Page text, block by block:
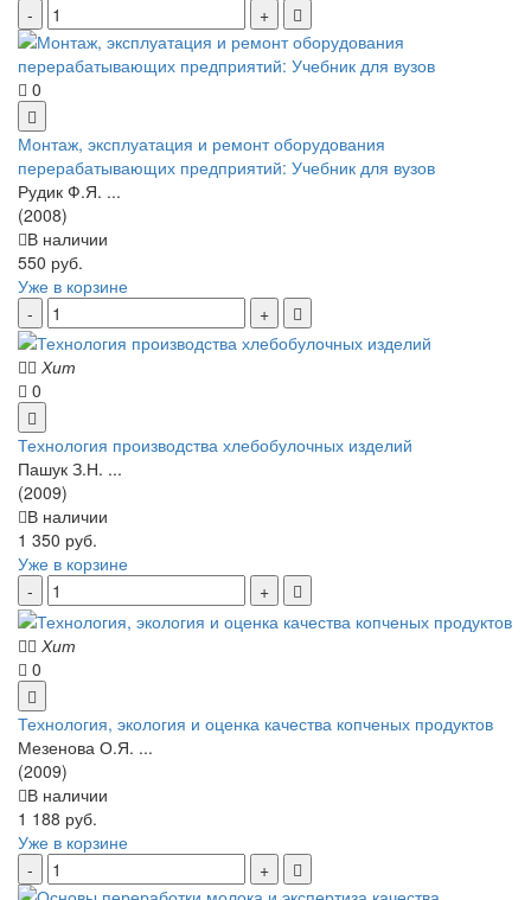
0
Монтаж, эксплуатация и ремонт оборудования
перерабатывающих предприятий: Учебник для вузов
Рудик Ф.Я. ...
(2008)
В наличии
550 руб.
Уже в корзине
Хит
0
Технология производства хлебобулочных изделий
Пашук З.Н. ...
(2009)
В наличии
1 350 руб.
Уже в корзине
Хит
0
Технология, экология и оценка качества копченых продуктов
Мезенова О.Я. ...
(2009)
В наличии
1 188 руб.
Уже в корзине